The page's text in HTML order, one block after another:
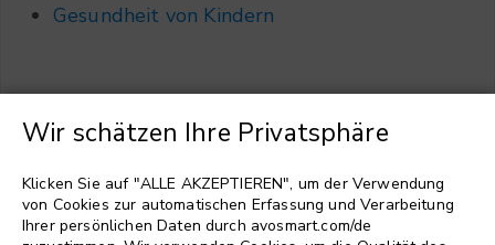
Gesundheit von Kindern
Sprache wählen ▼
Wir schätzen Ihre Privatsphäre
Klicken Sie auf "ALLE AKZEPTIEREN", um der Verwendung
von Cookies zur automatischen Erfassung und Verarbeitung
Ihrer persönlichen Daten durch avosmart.com/de